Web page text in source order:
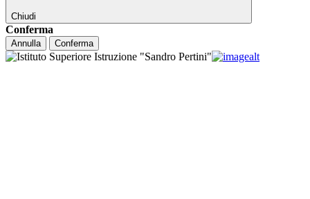
Chiudi
Conferma
Annulla Conferma